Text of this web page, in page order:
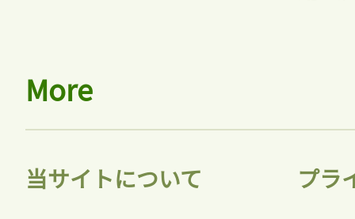
More
当サイトについて プラ